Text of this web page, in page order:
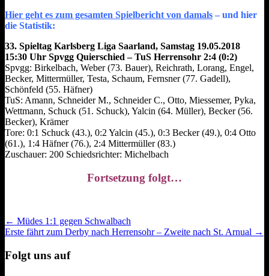
Hier geht es zum gesamten Spielbericht von damals – und hier
die Statistik:
33. Spieltag Karlsberg Liga Saarland, Samstag 19.05.2018
15:30 Uhr Spvgg Quierschied – TuS Herrensohr 2:4 (0:2)
Spvgg: Birkelbach, Weber (73. Bauer), Reichrath, Lorang, Engel,
Becker, Mittermüller, Testa, Schaum, Fernsner (77. Gadell),
Schönfeld (55. Häfner)
TuS: Amann, Schneider M., Schneider C., Otto, Miessemer, Pyka,
Wettmann, Schuck (51. Schuck), Yalcin (64. Müller), Becker (56.
Becker), Krämer
Tore: 0:1 Schuck (43.), 0:2 Yalcin (45.), 0:3 Becker (49.), 0:4 Otto
(61.), 1:4 Häfner (76.), 2:4 Mittermüller (83.)
Zuschauer: 200 Schiedsrichter: Michelbach
Fortsetzung folgt…
Post
navigation
← Müdes 1:1 gegen Schwalbach
Erste fährt zum Derby nach Herrensohr – Zweite nach St. Arnual →
Folgt uns auf